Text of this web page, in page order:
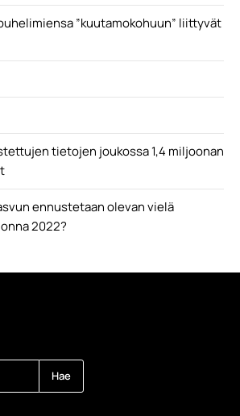
”kuutamokohuun” liittyvät
tietojen joukossa 1,4 miljoonan
ennustetaan olevan vielä
2022?